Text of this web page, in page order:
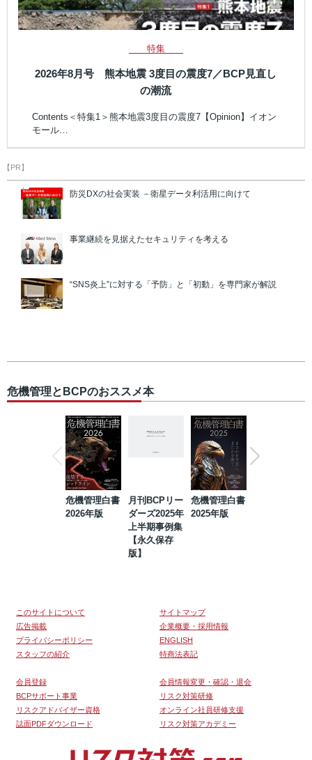
特集
2026年8月号 熊本地震 3度目の震度7／BCP見直し
の潮流
Contents＜特集1＞熊本地震3度目の震度7【Opinion】イオン
モール…
【PR】
防災DXの社会実装 －衛星データ利活用に向けて
事業継続を見据えたセキュリティを考える
“SNS炎上”に対する「予防」と「初動」を専門家が解説
危機管理とBCPのおススメ本
危機管理白書
2026年版
月刊BCPリー
ダーズ2025年
上半期事例集
【永久保存
版】
危機管理白書
2025年版
このサイトについて
サイトマップ
広告掲載
企業概要・採用情報
プライバシーポリシー
ENGLISH
スタッフの紹介
特商法表記
会員登録
会員情報変更・確認・退会
BCPサポート事業
リスク対策研修
リスクアドバイザー資格
オンライン社員研修支援
誌面PDFダウンロード
リスク対策アカデミー